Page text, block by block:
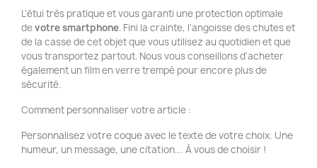
L'étui très pratique et vous garanti une protection optimale
devotre smartphone. Fini la crainte, l'angoisse des chutes et
de la casse de cet objet que vous utilisez au quotidien et que
vous transportez partout. Nous vous conseillons d'acheter
également un film en verre trempé pour encore plus de
sécurité.
Comment personnaliser votre article :
Personnalisez votre coque avec le texte de votre choix. Une
humeur, un message, une citation... À vous de choisir !